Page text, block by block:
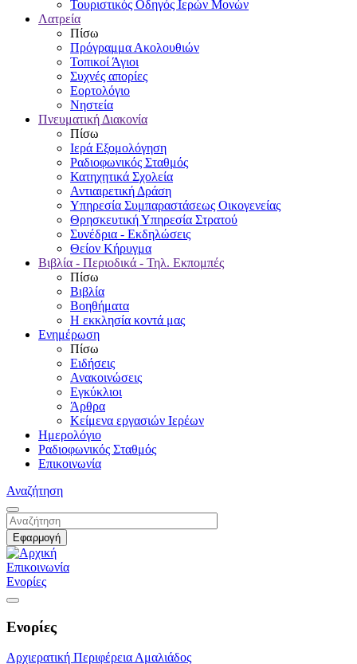
Τουριστικός Οδηγός Ιερών Μονών
Λατρεία
Πίσω
Πρόγραμμα Ακολουθιών
Τοπικοί Άγιοι
Συχνές απορίες
Εορτολόγιο
Νηστεία
Πνευματική Διακονία
Πίσω
Ιερά Εξομολόγηση
Ραδιοφωνικός Σταθμός
Κατηχητικά Σχολεία
Αντιαιρετική Δράση
Υπηρεσία Συμπαραστάσεως Οικογενείας
Θρησκευτική Υπηρεσία Στρατού
Συνέδρια - Εκδηλώσεις
Θείον Κήρυγμα
Βιβλία - Περιοδικά - Τηλ. Εκπομπές
Πίσω
Βιβλία
Βοηθήματα
Η εκκλησία κοντά μας
Ενημέρωση
Πίσω
Ειδήσεις
Ανακοινώσεις
Εγκύκλιοι
Άρθρα
Κείμενα εργασιών Ιερέων
Ημερολόγιο
Ραδιοφωνικός Σταθμός
Επικοινωνία
Αναζήτηση
Επικοινωνία
Ενορίες
Ενορίες
Αρχιερατική Περιφέρεια Αμαλιάδος